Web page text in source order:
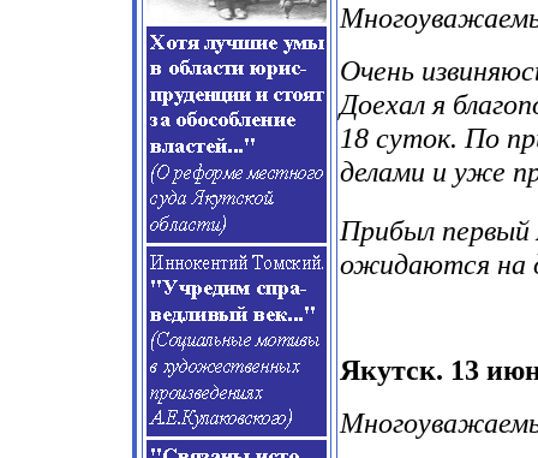
Очень
Доехал я
18 суток. По
делами и уже
Прибыл
ожидаются на
Якутск. 13